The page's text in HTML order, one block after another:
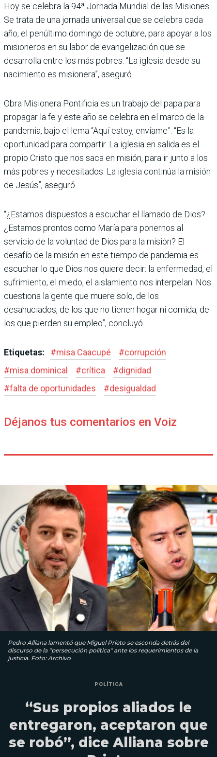
Hoy se celebra la 94ª Jornada Mundial de las Misiones.
Se trata de una jornada universal que se celebra cada
año, el penúltimo domingo de octubre, para apoyar a los
misioneros en su labor de evangelización que se
desarrolla entre los más pobres. “La iglesia desde su
nacimiento es misionera”, aseguró.
Obra Misionera Pontificia es un trabajo del papa para
propagar la fe y este año se celebra en el marco de la
pandemia, bajo el lema “Aquí estoy, envíame”. “Es la
oportunidad para compartir. La iglesia en salida es el
propio Cristo que nos saca en misión, para ir junto a los
más pobres y necesitados. La iglesia continúa la misión
de Jesús”, aseguró.
“¿Estamos dispuestos a escuchar el llamado de Dios?
¿Estamos prontos como María para ponernos al
servicio de la voluntad de Dios para la misión? El
desafío de la misión en este tiempo de pandemia es
escuchar lo que Dios nos quiere decir: la enfermedad, el
sufrimiento, el miedo, el aislamiento nos interpelan. Nos
cuestiona la gente que muere solo, de los
desahuciados, de los que no tienen hogar ni comida, de
los que pierden su empleo”, concluyó.
Etiquetas: #misa Caacupé #corrupción
#misa dominical #crítica #dignidad
#falta de oportunidades #desigualdad
Déjanos tus comentarios en Voiz
Pedro Alliana lamentó que Miguel Prieto se esconda detrás del
discurso de la "persecución política" ante los requerimientos de la
justicia. Foto: Archivo
POLÍTICA
“Sus propios aliados le
entregaron, aceptaron que
se robó”, dice Alliana sobre